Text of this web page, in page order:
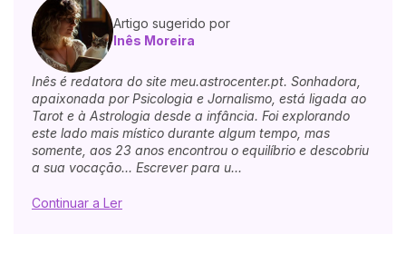
Artigo sugerido por
Inês Moreira
Inês é redatora do site meu.astrocenter.pt. Sonhadora,
apaixonada por Psicologia e Jornalismo, está ligada ao
Tarot e à Astrologia desde a infância. Foi explorando
este lado mais místico durante algum tempo, mas
somente, aos 23 anos encontrou o equilíbrio e descobriu
a sua vocação... Escrever para u...
Continuar a Ler